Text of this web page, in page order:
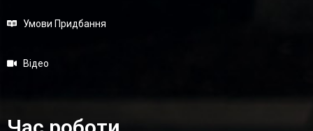
Умови Придбання
Відео